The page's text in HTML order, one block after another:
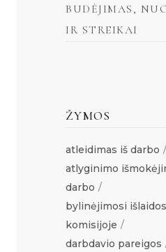
BUDĖJIMAS,
IR STREIKAI
ŽYMOS
atleidimas iš darbo
atlyginimo
darbo
bylinėjimosi
komisijoje
darbdavio pareigos